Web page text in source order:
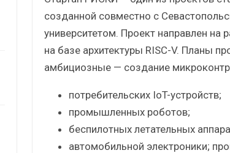
созданной совместно с
университетом. Проект направлен на
на базе архитектуры RISC-V. Планы
амбициозные — создание
потребительских IoT-устройств;
промышленных роботов;
беспилотных летательных
автомобильной электроники;